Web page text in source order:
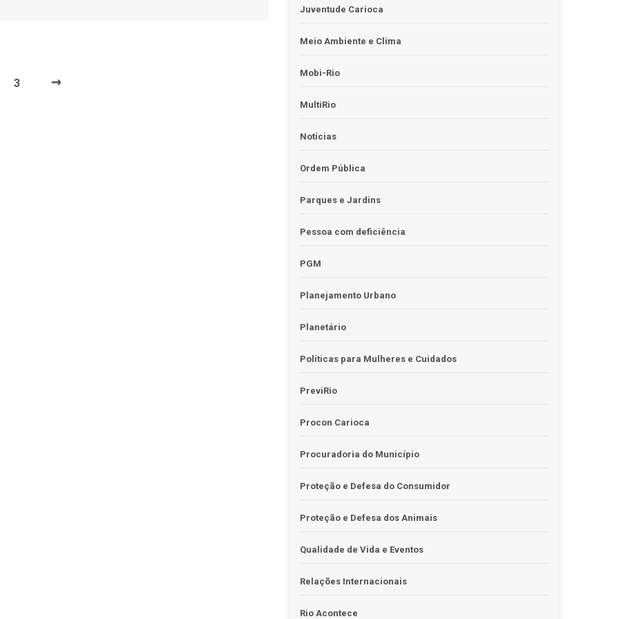
3 →
Juventude Carioca
Meio Ambiente e Clima
Mobi-Rio
MultiRio
Notícias
Ordem Pública
Parques e Jardins
Pessoa com deficiência
PGM
Planejamento Urbano
Planetário
Políticas para Mulheres e Cuidados
PreviRio
Procon Carioca
Procuradoria do Município
Proteção e Defesa do Consumidor
Proteção e Defesa dos Animais
Qualidade de Vida e Eventos
Relações Internacionais
Rio Acontece